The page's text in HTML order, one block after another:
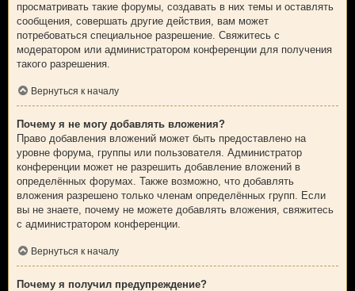
просматривать такие форумы, создавать в них темы и оставлять
сообщения, совершать другие действия, вам может
потребоваться специальное разрешение. Свяжитесь с
модератором или администратором конференции для получения
такого разрешения.
Вернуться к началу
Почему я не могу добавлять вложения?
Право добавления вложений может быть предоставлено на
уровне форума, группы или пользователя. Администратор
конференции может не разрешить добавление вложений в
определённых форумах. Также возможно, что добавлять
вложения разрешено только членам определённых групп. Если
вы не знаете, почему не можете добавлять вложения, свяжитесь
с администратором конференции.
Вернуться к началу
Почему я получил предупреждение?